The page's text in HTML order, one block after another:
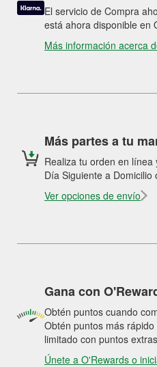
El servicio de Compra
está ahora disponible en
Más información acerca
Más partes a tu
Realiza tu orden en
Día Siguiente a
Ver opciones de envío
Gana con
Obtén puntos cuando
Obtén puntos más
limitado con puntos
Únete a O'Rewards o